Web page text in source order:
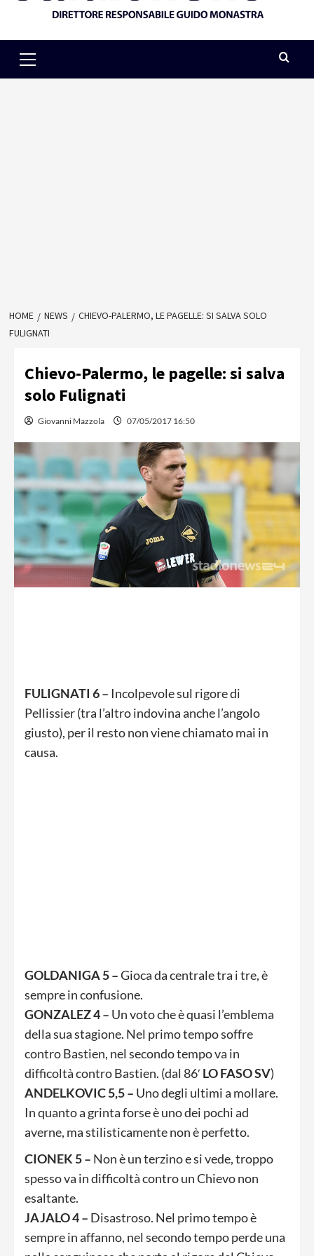
Menu
HOME NEWS
CHIEVO-PALERMO, LE PAGELLE: SI SALVA SOLO
FULIGNATI
Chievo-Palermo, le pagelle: si salva
solo Fulignati
Giovanni Mazzola 07/05/2017 16:50
FULIGNATI 6 – Incolpevole sul rigore di
Pellissier (tra l’altro indovina anche l’angolo
giusto), per il resto non viene chiamato mai in
causa.
GOLDANIGA 5 –Gioca da centrale tra i tre, è
sempre in confusione.
GONZALEZ 4 – Un voto che è quasi l’emblema
della sua stagione. Nel primo tempo soffre
contro Bastien, nel secondo tempo va in
difficoltà contro Bastien. (dal 86′ LO FASO SV)
ANDELKOVIC 5,5 – Uno degli ultimi a mollare.
In quanto a grinta forse è uno dei pochi ad
averne, ma stilisticamente non è perfetto.
CIONEK 5 – Non è un terzino e si vede, troppo
spesso va in difficoltà contro un Chievo non
esaltante.
JAJALO 4 – Disastroso. Nel primo tempo è
sempre in affanno, nel secondo tempo perde una